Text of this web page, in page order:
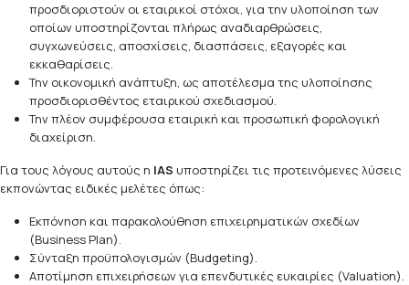
προσδιοριστούν οι εταιρικοί στόχοι, για την υλοποίηση των
οποίων υποστηρίζονται πλήρως αναδιαρθρώσεις,
συγχωνεύσεις, αποσχίσεις, διασπάσεις, εξαγορές και
εκκαθαρίσεις.
Την οικονομική ανάπτυξη, ως αποτέλεσμα της υλοποίησης
προσδιορισθέντος εταιρικού σχεδιασμού.
Την πλέον συμφέρουσα εταιρική και προσωπική φορολογική
διαχείριση.
Για τους λόγους αυτούς η IAS υποστηρίζει τις προτεινόμενες λύσεις
εκπονώντας ειδικές μελέτες όπως:
Εκπόνηση και παρακολούθηση επιχειρηματικών σχεδίων
(Business Plan).
Σύνταξη προϋπολογισμών (Budgeting).
Αποτίμηση επιχειρήσεων για επενδυτικές ευκαιρίες (Valuation).